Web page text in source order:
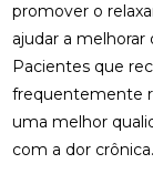
promover o
ajudar a
Pacientes que
frequentemente
uma melhor
com a dor crônica.
BENEFÍCIOS DA QUIROPRAXIA PARA JOELHO E
COMO
BENEFÍCIOS DA QUIROPRAXIA PARA O NERVO
CIÁTICO